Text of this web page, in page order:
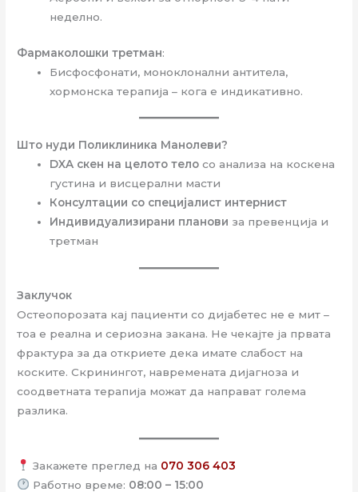
неделно.
Фармаколошки третман:
Бисфосфонати, моноклонални антитела,
хормонска терапија – кога е индикативно.
Што нуди Поликлиника Манолеви?
DXA скен на целото тело со анализа на коскена
густина и висцерални масти
Консултации со специјалист интернист
Индивидуализирани планови за превенција и
третман
Заклучок
Остеопорозата кај пациенти со дијабетес не е мит –
тоа е реална и сериозна закана. Не чекајте ја првата
фрактура за да откриете дека имате слабост на
коските. Скринингот, навремената дијагноза и
соодветната терапија можат да направат голема
разлика.
Закажете преглед на 070 306 403
Работно време: 08:00 – 15:00